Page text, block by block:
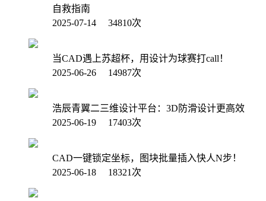
自救指南
2025-07-14 34810次
当CAD遇上苏超杯，用设计为球赛打call！
2025-06-26 14987次
浩辰青翼二三维设计平台：3D防滑设计更高效
2025-06-19 17403次
CAD一键锁定坐标，图块批量插入快人N步！
2025-06-18 18321次